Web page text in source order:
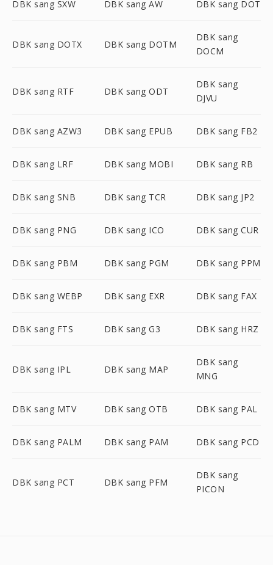
DBK sang SXW DBK sang AW DBK sang DOT
DBK sang DOTX DBK sang DOTM
DBK sang
DOCM
DBK sang RTF DBK sang ODT
DBK sang
DJVU
DBK sang AZW3 DBK sang EPUB DBK sang FB2
DBK sang LRF DBK sang MOBI DBK sang RB
DBK sang SNB DBK sang TCR DBK sang JP2
DBK sang PNG DBK sang ICO DBK sang CUR
DBK sang PBM DBK sang PGM DBK sang PPM
DBK sang WEBP DBK sang EXR DBK sang FAX
DBK sang FTS DBK sang G3 DBK sang HRZ
DBK sang IPL DBK sang MAP
DBK sang
MNG
DBK sang MTV DBK sang OTB DBK sang PAL
DBK sang PALM DBK sang PAM DBK sang PCD
DBK sang PCT DBK sang PFM
DBK sang
PICON